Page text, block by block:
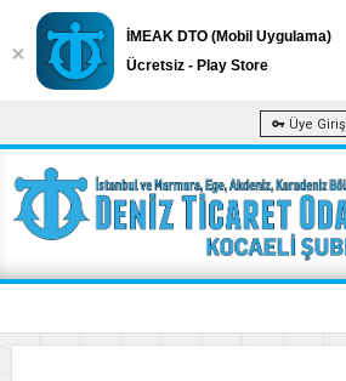
Üye Giriş
İMEAK DTO (Mobil Uygulama)
Ücretsiz - Play Store